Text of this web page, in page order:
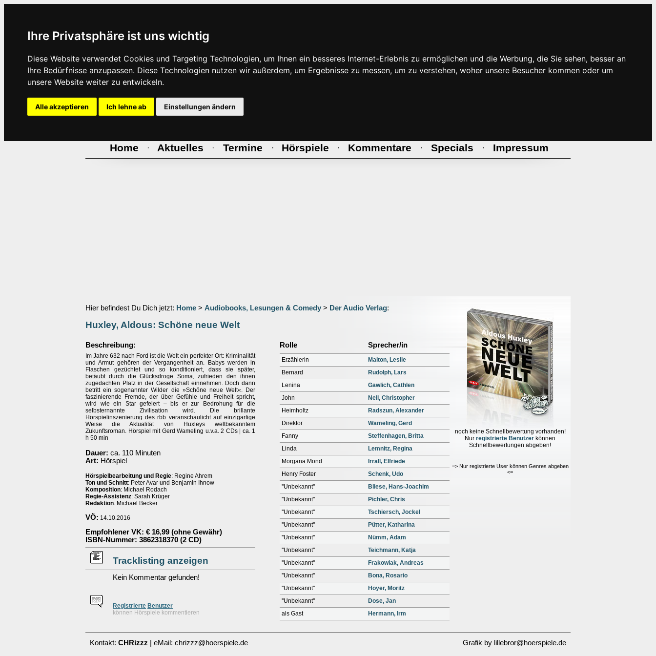
Ihre Privatsphäre ist uns wichtig
Diese Website verwendet Cookies und Targeting Technologien, um Ihnen ein besseres Internet-Erlebnis zu ermöglichen und die Werbung, die Sie sehen, besser an
Ihre Bedürfnisse anzupassen. Diese Technologien nutzen wir außerdem, um Ergebnisse zu messen, um zu verstehen, woher unsere Besucher kommen oder um
unsere Website weiter zu entwickeln.
Alle akzeptieren Ich lehne ab Einstellungen ändern
Home · Aktuelles · Termine · Hörspiele · Kommentare · Specials · Impressum
Hier befindest Du Dich jetzt: Home > Audiobooks, Lesungen & Comedy > Der Audio Verlag:
Huxley, Aldous: Schöne neue Welt
noch keine Schnellbewertung vorhanden!
Nur registrierte Benutzer können
Schnellbewertungen abgeben!
=> Nur registrierte User können Genres abgeben
<=
Beschreibung:
Im Jahre 632 nach Ford ist die Welt ein perfekter Ort: Kriminalität
und Armut gehören der Vergangenheit an. Babys werden in
Flaschen gezüchtet und so konditioniert, dass sie später,
betäubt durch die Glücksdroge Soma, zufrieden den ihnen
zugedachten Platz in der Gesellschaft einnehmen. Doch dann
betritt ein sogenannter Wilder die »Schöne neue Welt«. Der
faszinierende Fremde, der über Gefühle und Freiheit spricht,
wird wie ein Star gefeiert – bis er zur Bedrohung für die
selbsternannte Zivilisation wird. Die brillante
Hörspielinszenierung des rbb veranschaulicht auf einzigartige
Weise die Aktualität von Huxleys weltbekanntem
Zukunftsroman. Hörspiel mit Gerd Wameling u.v.a. 2 CDs | ca. 1
h 50 min
Dauer: ca. 110 Minuten
Art: Hörspiel
Hörspielbearbeitung und Regie: Regine Ahrem
Ton und Schnitt: Peter Avar und Benjamin Ihnow
Komposition: Michael Rodach
Regie-Assistenz: Sarah Krüger
Redaktion: Michael Becker
VÖ: 14.10.2016
Empfohlener VK: € 16,99 (ohne Gewähr)
ISBN-Nummer: 3862318370 (2 CD)
Tracklisting anzeigen
Kein Kommentar gefunden!
Registrierte Benutzer
können Hörspiele kommentieren
Rolle Sprecher/in
Erzählerin
Malton, Leslie
Bernard
Rudolph, Lars
Lenina
Gawlich, Cathlen
John
Nell, Christopher
Heimholtz
Radszun, Alexander
Direktor
Wameling, Gerd
Fanny
Steffenhagen, Britta
Linda
Lemnitz, Regina
Morgana Mond
Irrall, Elfriede
Henry Foster
Schenk, Udo
''Unbekannt''
Bliese, Hans-Joachim
''Unbekannt''
Pichler, Chris
''Unbekannt''
Tschiersch, Jockel
''Unbekannt''
Pütter, Katharina
''Unbekannt''
Nümm, Adam
''Unbekannt''
Teichmann, Katja
''Unbekannt''
Frakowiak, Andreas
''Unbekannt''
Bona, Rosario
''Unbekannt''
Hoyer, Moritz
''Unbekannt''
Dose, Jan
als Gast
Hermann, Irm
Kontakt: CHRizzz | eMail: chrizzz@hoerspiele.de Grafik by lillebror@hoerspiele.de